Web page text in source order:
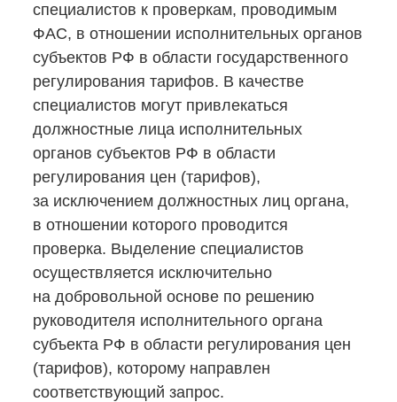
специалистов к проверкам, проводимым
ФАС, в отношении исполнительных органов
субъектов РФ в области государственного
регулирования тарифов. В качестве
специалистов могут привлекаться
должностные лица исполнительных
органов субъектов РФ в области
регулирования цен (тарифов),
за исключением должностных лиц органа,
в отношении которого проводится
проверка. Выделение специалистов
осуществляется исключительно
на добровольной основе по решению
руководителя исполнительного органа
субъекта РФ в области регулирования цен
(тарифов), которому направлен
соответствующий запрос.